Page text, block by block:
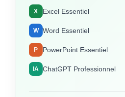
X Excel Essentiel
W Word Essentiel
P PowerPoint Essentiel
IA ChatGPT Professionnel